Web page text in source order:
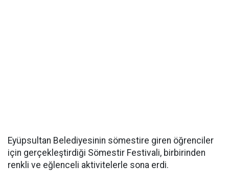
Eyüpsultan Belediyesinin sömestire giren öğrenciler
için gerçekleştirdiği Sömestir Festivali, birbirinden
renkli ve eğlenceli aktivitelerle sona erdi.